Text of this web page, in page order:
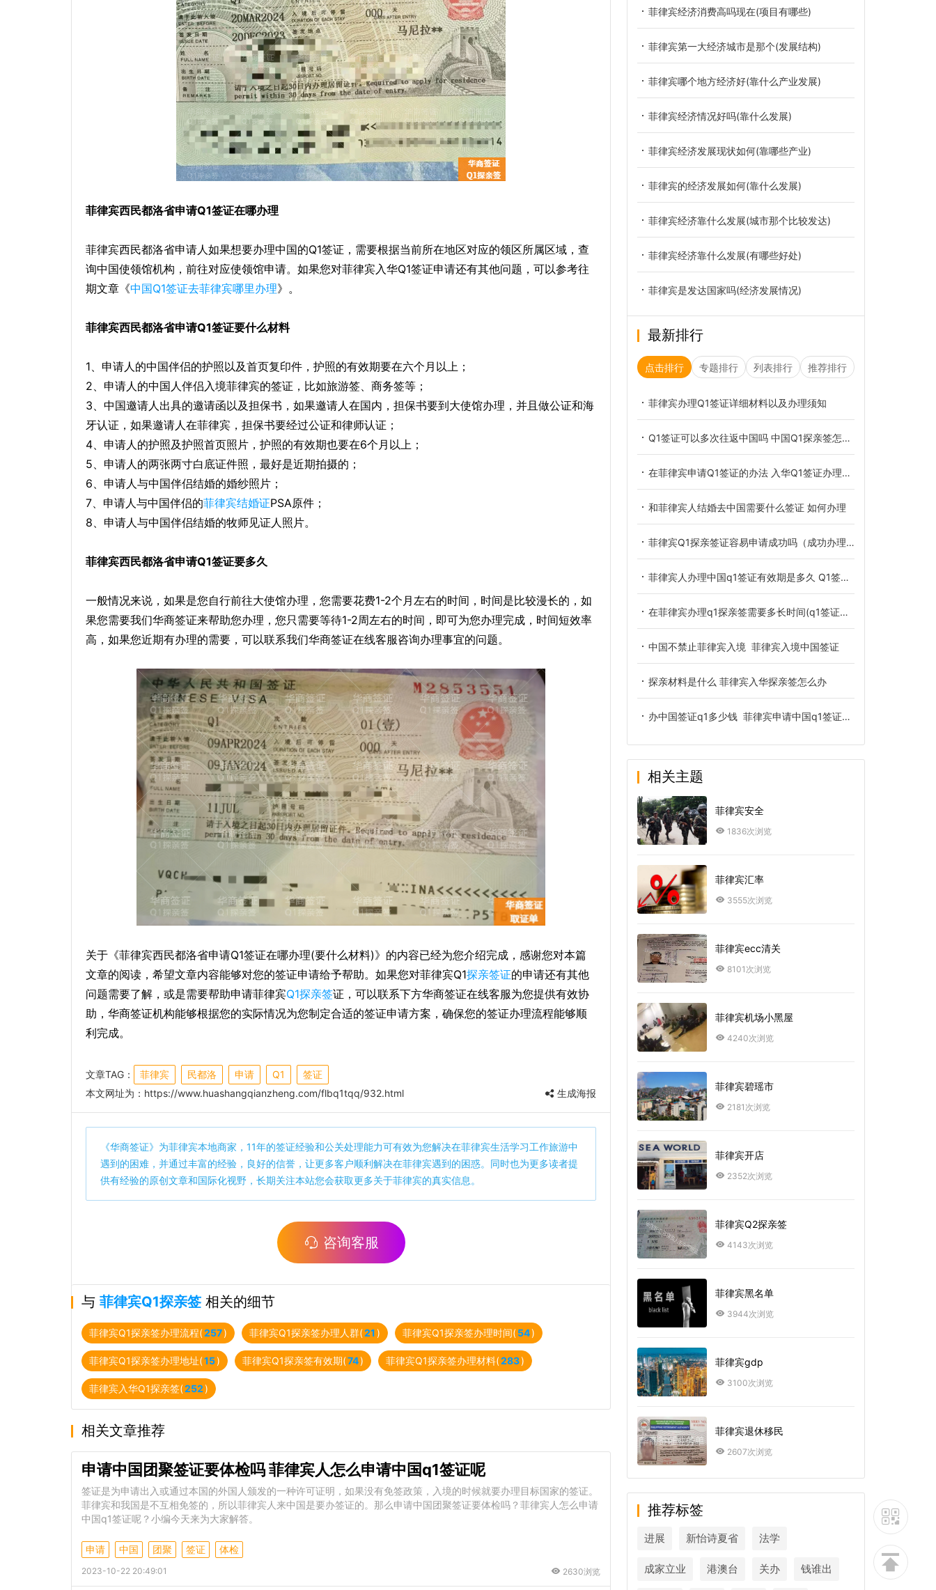
菲律宾西民都洛省申请Q1签证在哪办理
菲律宾西民都洛省申请人如果想要办理中国的Q1签证，需要根据当前所在地区对应的领区所属区域，查
询中国使领馆机构，前往对应使领馆申请。如果您对菲律宾入华Q1签证申请还有其他问题，可以参考往
期文章《中国Q1签证去菲律宾哪里办理》。
菲律宾西民都洛省申请Q1签证要什么材料
1、申请人的中国伴侣的护照以及首页复印件，护照的有效期要在六个月以上；
2、申请人的中国人伴侣入境菲律宾的签证，比如旅游签、商务签等；
3、中国邀请人出具的邀请函以及担保书，如果邀请人在国内，担保书要到大使馆办理，并且做公证和海
牙认证，如果邀请人在菲律宾，担保书要经过公证和律师认证；
4、申请人的护照及护照首页照片，护照的有效期也要在6个月以上；
5、申请人的两张两寸白底证件照，最好是近期拍摄的；
6、申请人与中国伴侣结婚的婚纱照片；
7、申请人与中国伴侣的菲律宾结婚证PSA原件；
8、申请人与中国伴侣结婚的牧师见证人照片。
菲律宾西民都洛省申请Q1签证要多久
一般情况来说，如果是您自行前往大使馆办理，您需要花费1-2个月左右的时间，时间是比较漫长的，如
果您需要我们华商签证来帮助您办理，您只需要等待1-2周左右的时间，即可为您办理完成，时间短效率
高，如果您近期有办理的需要，可以联系我们华商签证在线客服咨询办理事宜的问题。
关于《菲律宾西民都洛省申请Q1签证在哪办理(要什么材料)》的内容已经为您介绍完成，感谢您对本篇
文章的阅读，希望文章内容能够对您的签证申请给予帮助。如果您对菲律宾Q1探亲签证的申请还有其他
问题需要了解，或是需要帮助申请菲律宾Q1探亲签证，可以联系下方华商签证在线客服为您提供有效协
助，华商签证机构能够根据您的实际情况为您制定合适的签证申请方案，确保您的签证办理流程能够顺
利完成。
文章TAG： 菲律宾 民都洛 申请 Q1
签证
本文网址为： https://www.huashangqianzheng.com/flbq1tqq/932.html 生成海报
《华商签证》为菲律宾本地商家，11年的签证经验和公关处理能力可有效为您解决在菲律宾生活学习工作旅游中
遇到的困难，并通过丰富的经验，良好的信誉，让更多客户顺利解决在菲律宾遇到的困惑。同时也为更多读者提
供有经验的原创文章和国际化视野，长期关注本站您会获取更多关于菲律宾的真实信息。
咨询客服
与 菲律宾Q1探亲签 相关的细节
菲律宾Q1探亲签办理流程(257) 菲律宾Q1探亲签办理人群(21) 菲律宾Q1探亲签办理时间(54)
菲律宾Q1探亲签办理地址(15) 菲律宾Q1探亲签有效期(74) 菲律宾Q1探亲签办理材料(283)
菲律宾入华Q1探亲签(252)
相关文章推荐
申请中国团聚签证要体检吗 菲律宾人怎么申请中国q1签证呢
签证是为申请出入或通过本国的外国人颁发的一种许可证明，如果没有免签政策，入境的时候就要办理目标国家的签证。
菲律宾和我国是不互相免签的，所以菲律宾人来中国是要办签证的。那么申请中国团聚签证要体检吗？菲律宾人怎么申请
中国q1签证呢？小编今天来为大家解答。
申请 中国 团聚 签证 体检
2023-10-22 20:49:01 2630浏览
菲律宾经济消费高吗现在(项目有哪些)
菲律宾第一大经济城市是那个(发展结构)
菲律宾哪个地方经济好(靠什么产业发展)
菲律宾经济情况好吗(靠什么发展)
菲律宾经济发展现状如何(靠哪些产业)
菲律宾的经济发展如何(靠什么发展)
菲律宾经济靠什么发展(城市那个比较发达)
菲律宾经济靠什么发展(有哪些好处)
菲律宾是发达国家吗(经济发展情况)
最新排行
点击排行 专题排行 列表排行 推荐排行
菲律宾办理Q1签证详细材料以及办理须知
Q1签证可以多次往返中国吗 中国Q1探亲签怎么申请
在菲律宾申请Q1签证的办法 入华Q1签证办理教程
和菲律宾人结婚去中国需要什么签证 如何办理
菲律宾Q1探亲签证容易申请成功吗（成功办理Q1探亲签的办法）
菲律宾人办理中国q1签证有效期是多久 Q1签证可以在中国工作吗
在菲律宾办理q1探亲签需要多长时间(q1签证相关讲解)
中国不禁止菲律宾入境 菲律宾入境中国签证
探亲材料是什么 菲律宾入华探亲签怎么办
办中国签证q1多少钱 菲律宾申请中国q1签证有哪些费用
相关主题
菲律宾安全
1836次浏览
菲律宾汇率
3555次浏览
菲律宾ecc清关
8101次浏览
菲律宾机场小黑屋
4240次浏览
菲律宾碧瑶市
2181次浏览
菲律宾开店
2352次浏览
菲律宾Q2探亲签
4143次浏览
菲律宾黑名单
3944次浏览
菲律宾gdp
3100次浏览
菲律宾退休移民
2607次浏览
推荐标签
进展 新怡诗夏省 法学
成家立业 港澳台 关办 钱谁出